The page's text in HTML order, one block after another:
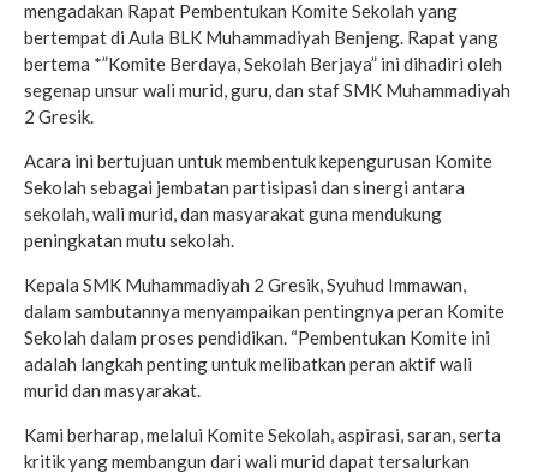
mengadakan Rapat Pembentukan Komite Sekolah yang
bertempat di Aula BLK Muhammadiyah Benjeng. Rapat yang
bertema *”Komite Berdaya, Sekolah Berjaya” ini dihadiri oleh
segenap unsur wali murid, guru, dan staf SMK Muhammadiyah
2 Gresik.
Acara ini bertujuan untuk membentuk kepengurusan Komite
Sekolah sebagai jembatan partisipasi dan sinergi antara
sekolah, wali murid, dan masyarakat guna mendukung
peningkatan mutu sekolah.
Kepala SMK Muhammadiyah 2 Gresik, Syuhud Immawan,
dalam sambutannya menyampaikan pentingnya peran Komite
Sekolah dalam proses pendidikan. “Pembentukan Komite ini
adalah langkah penting untuk melibatkan peran aktif wali
murid dan masyarakat.
Kami berharap, melalui Komite Sekolah, aspirasi, saran, serta
kritik yang membangun dari wali murid dapat tersalurkan